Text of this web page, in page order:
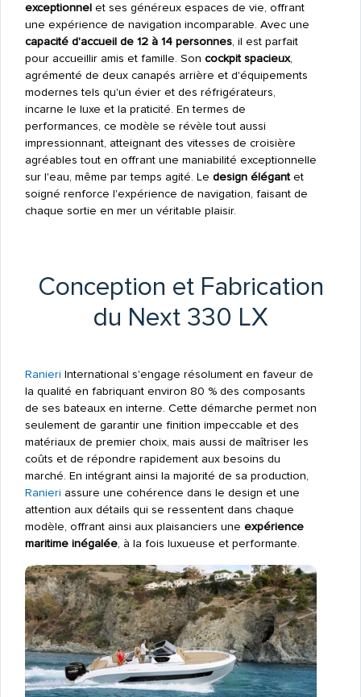
exceptionnelet ses généreux espaces de vie, offrant
une expérience de navigation incomparable. Avec une
capacité d'accueil de 12 à 14 personnes, il est parfait
pour accueillir amis et famille. Son cockpit spacieux,
agrémenté de deux canapés arrière et d'équipements
modernes tels qu'un évier et des réfrigérateurs,
incarne le luxe et la praticité. En termes de
performances, ce modèle se révèle tout aussi
impressionnant, atteignant des vitesses de croisière
agréables tout en offrant une maniabilité exceptionnelle
sur l'eau, même par temps agité. Le design élégantet
soigné renforce l'expérience de navigation, faisant de
chaque sortie en mer un véritable plaisir.
Conception et Fabrication
du Next 330 LX
Ranieri International s'engage résolument en faveur de
la qualité en fabriquant environ 80 % des composants
de ses bateaux en interne. Cette démarche permet non
seulement de garantir une finition impeccable et des
matériaux de premier choix, mais aussi de maîtriser les
coûts et de répondre rapidement aux besoins du
marché. En intégrant ainsi la majorité de sa production,
Ranieri assure une cohérence dans le design et une
attention aux détails qui se ressentent dans chaque
modèle, offrant ainsi aux plaisanciers une expérience
maritime inégalée, à la fois luxueuse et performante.